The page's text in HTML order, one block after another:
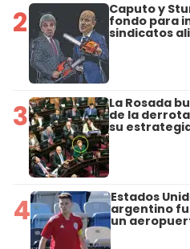
2 Caputo y
fondo para
sindicatos
3 La Rosada
de la
su
4 Estados
argentino
un